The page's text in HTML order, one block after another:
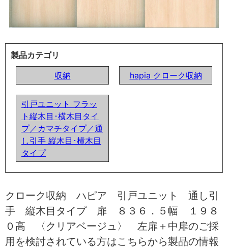
製品カテゴリ
収納
hapia クローク収納
引戸ユニット フラッ
ト縦木目･横木目タイ
プ／カマチタイプ／通
し引手 縦木目･横木目
タイプ
クローク収納 ハピア 引戸ユニット 通し引
手 縦木目タイプ 扉 ８３６．５幅 １９８
０高 〈クリアベージュ〉 左扉＋中扉のご採
用を検討されている方はこちらから製品の情報